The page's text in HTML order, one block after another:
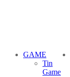
GAME
Tin
Game